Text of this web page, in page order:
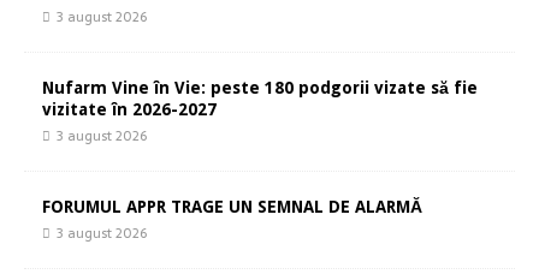
3 august 2026
Nufarm Vine în Vie: peste 180 podgorii vizate să fie
vizitate în 2026-2027
3 august 2026
FORUMUL APPR TRAGE UN SEMNAL DE ALARMĂ
3 august 2026